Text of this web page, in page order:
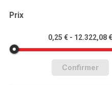
Prix
0,25 € - 12.322,08 €
Confirmer